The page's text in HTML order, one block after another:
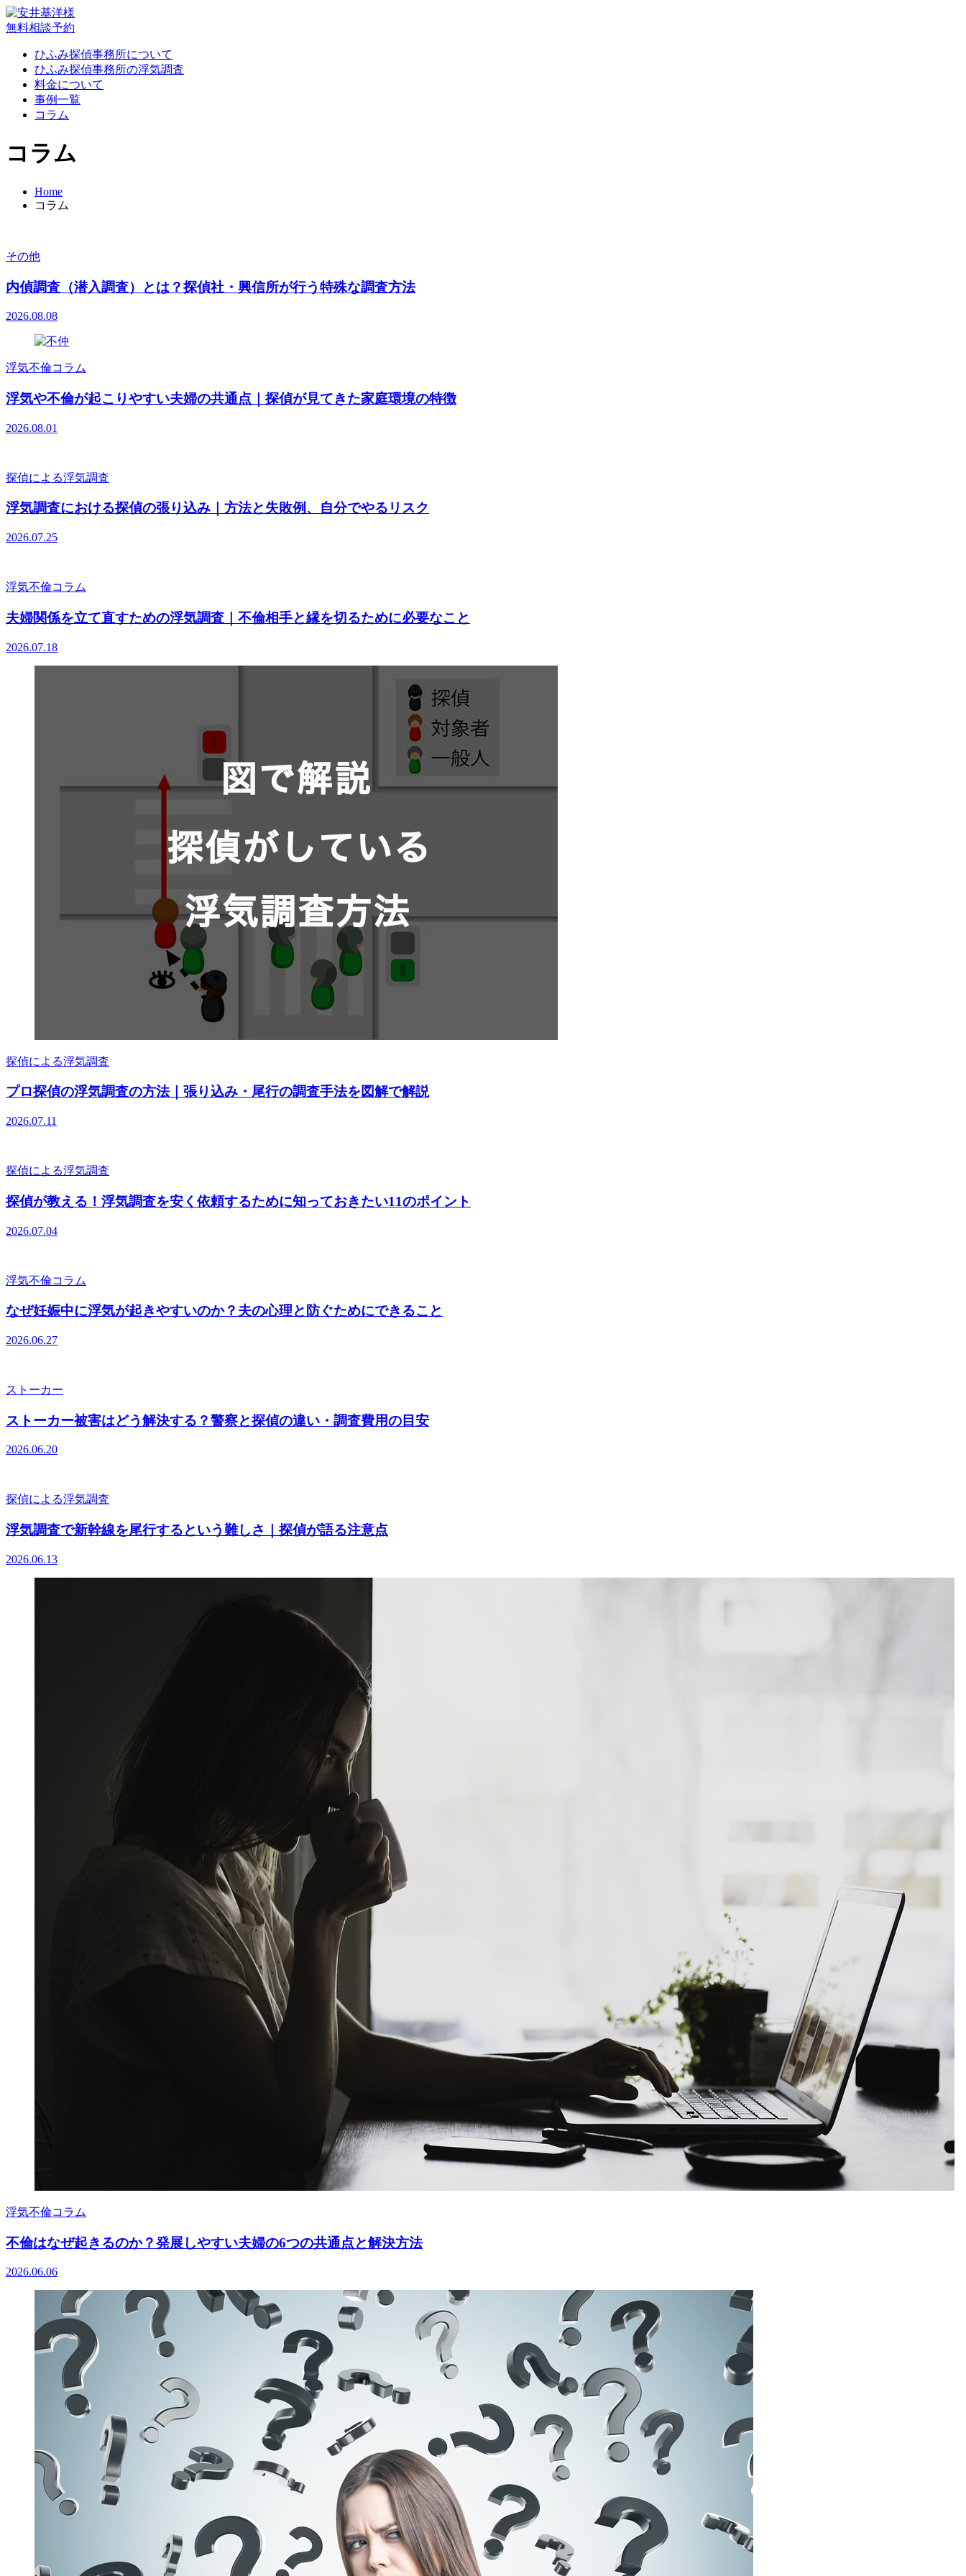
無料相談予約
ひふみ探偵事務所について
ひふみ探偵事務所の浮気調査
料金について
事例一覧
コラム
コラム
Home
コラム
その他
内偵調査（潜入調査）とは？探偵社・興信所が行う特殊な調査方法
2026.08.08
浮気不倫コラム
浮気や不倫が起こりやすい夫婦の共通点｜探偵が見てきた家庭環境の特徴
2026.08.01
探偵による浮気調査
浮気調査における探偵の張り込み｜方法と失敗例 、 自分でやるリスク
2026.07.25
浮気不倫コラム
夫婦関係を立て直すための浮気調査｜不倫相手と縁を切るために必要なこと
2026.07.18
探偵による浮気調査
プロ探偵の浮気調査の方法｜張り込み・尾行の調査手法を図解で解説
2026.07.11
探偵による浮気調査
探偵が教える！浮気調査を安く依頼するために知っておきたい11のポイント
2026.07.04
浮気不倫コラム
なぜ妊娠中に浮気が起きやすいのか？夫の心理と防ぐためにできること
2026.06.27
ストーカー
ストーカー被害はどう解決する？警察と探偵の違い・調査費用の目安
2026.06.20
探偵による浮気調査
浮気調査で新幹線を尾行するという難しさ｜探偵が語る注意点
2026.06.13
浮気不倫コラム
不倫はなぜ起きるのか？発展しやすい夫婦の6つの共通点と解決方法
2026.06.06